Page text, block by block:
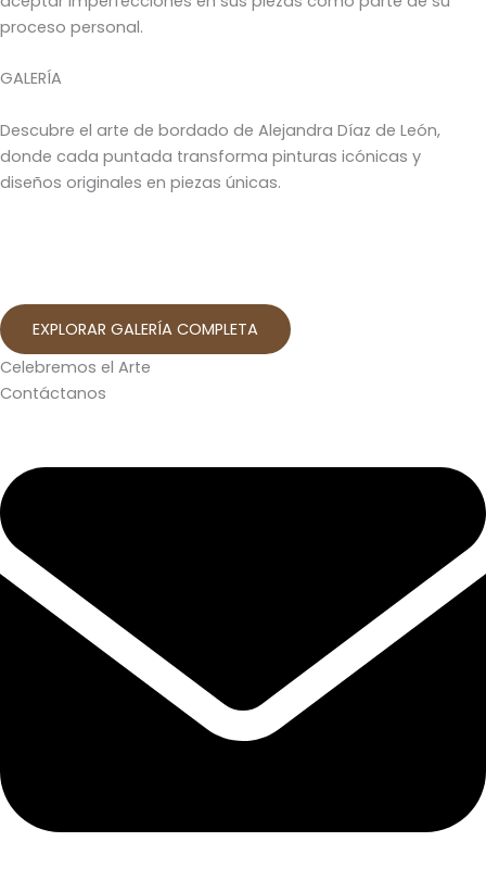
proceso personal.
GALERÍA
Descubre el arte de bordado de Alejandra Díaz de León,
donde cada puntada transforma pinturas icónicas y
diseños originales en piezas únicas.
EXPLORAR GALERÍA COMPLETA
Celebremos el Arte
Contáctanos